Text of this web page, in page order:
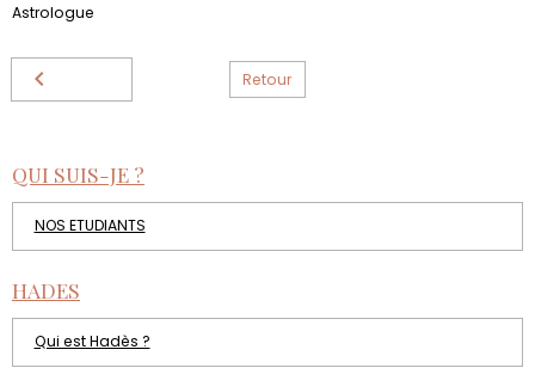
Astrologue
Retour
QUI SUIS-JE ?
NOS ETUDIANTS
HADES
Qui est Hadès ?